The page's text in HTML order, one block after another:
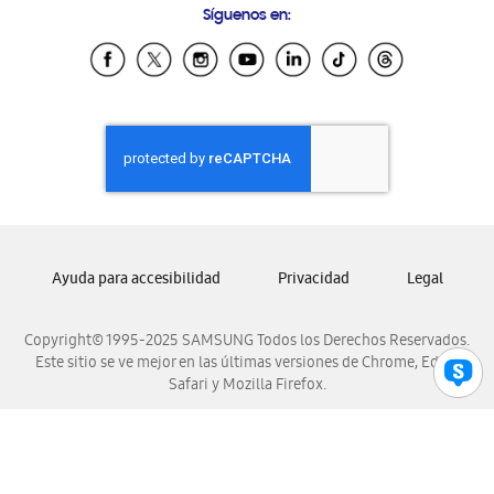
Samsung Ecuador
Samsung El Salvador
Samsung Honduras
Samsung Nicaragua
Samsung Panamá
Samsung Venezuela
Síguenos en:
Copyright© 1995-2025 SAMSUNG Todos los Derechos Reservados.
Este sitio se ve mejor en las últimas versiones de Chrome, Edge,
Safari y Mozilla Firefox.
Ayuda para accesibilidad Privacidad Legal